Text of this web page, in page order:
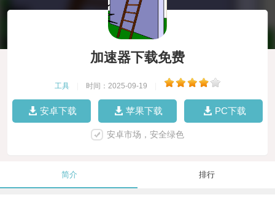
加速器下载免费
工具 时间：2025-09-19
安卓下载 苹果下载 PC下载
安卓市场，安全绿色
简介 排行